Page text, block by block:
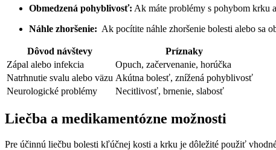
Obmedzená pohyblivosť: Ak máte problémy s pohybom krku
Náhle zhoršenie:
Ak pocítite náhle zhoršenie bolesti⁣ alebo sa
Dôvod návštevy
Príznaky
Zápal alebo infekcia
Opuch, začervenanie, horúčka
Natrhnutie svalu alebo väzu Akútna ⁢bolesť, znížená pohyblivosť
Neurologické problémy
Necitlivosť, brnenie, slabosť
Liečba a medikamentózne‌ možnosti
Pre účinnú liečbu‍ bolesti kľúčnej kosti a krku je dôležité použiť